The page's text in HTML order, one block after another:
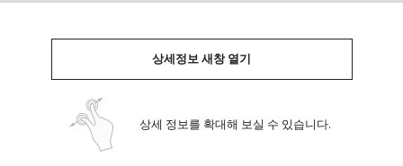
상세정보 새창 열기
상세 정보를 확대해 보실 수 있습니다.